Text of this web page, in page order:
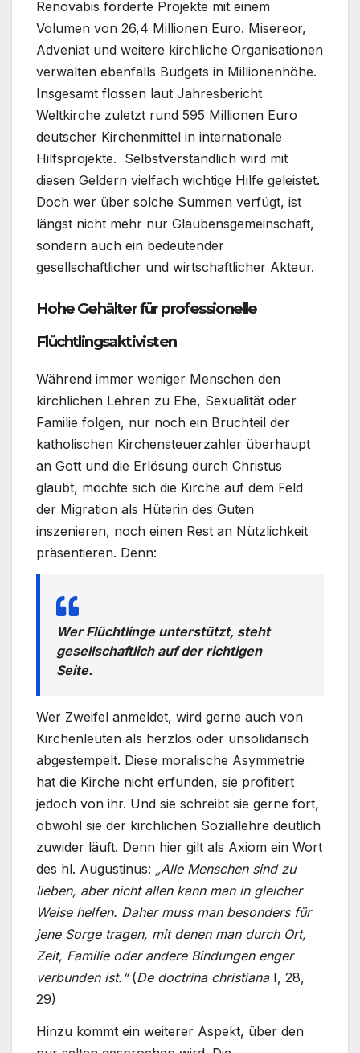
Renovabis förderte Projekte mit einem
Volumen von 26,4 Millionen Euro. Misereor,
Adveniat und weitere kirchliche Organisationen
verwalten ebenfalls Budgets in Millionenhöhe.
Insgesamt flossen laut Jahresbericht
Weltkirche zuletzt rund 595 Millionen Euro
deutscher Kirchenmittel in internationale
Hilfsprojekte. Selbstverständlich wird mit
diesen Geldern vielfach wichtige Hilfe geleistet.
Doch wer über solche Summen verfügt, ist
längst nicht mehr nur Glaubensgemeinschaft,
sondern auch ein bedeutender
gesellschaftlicher und wirtschaftlicher Akteur.
Hohe Gehälter für professionelle
Flüchtlingsaktivisten
Während immer weniger Menschen den
kirchlichen Lehren zu Ehe, Sexualität oder
Familie folgen, nur noch ein Bruchteil der
katholischen Kirchensteuerzahler überhaupt
an Gott und die Erlösung durch Christus
glaubt, möchte sich die Kirche auf dem Feld
der Migration als Hüterin des Guten
inszenieren, noch einen Rest an Nützlichkeit
präsentieren. Denn:
Wer Flüchtlinge unterstützt, steht
gesellschaftlich auf der richtigen
Seite.
Wer Zweifel anmeldet, wird gerne auch von
Kirchenleuten als herzlos oder unsolidarisch
abgestempelt. Diese moralische Asymmetrie
hat die Kirche nicht erfunden, sie profitiert
jedoch von ihr. Und sie schreibt sie gerne fort,
obwohl sie der kirchlichen Soziallehre deutlich
zuwider läuft. Denn hier gilt als Axiom ein Wort
des hl. Augustinus: „Alle Menschen sind zu
lieben, aber nicht allen kann man in gleicher
Weise helfen. Daher muss man besonders für
jene Sorge tragen, mit denen man durch Ort,
Zeit, Familie oder andere Bindungen enger
verbunden ist.“(De doctrina christianaI, 28,
29)
Hinzu kommt ein weiterer Aspekt, über den